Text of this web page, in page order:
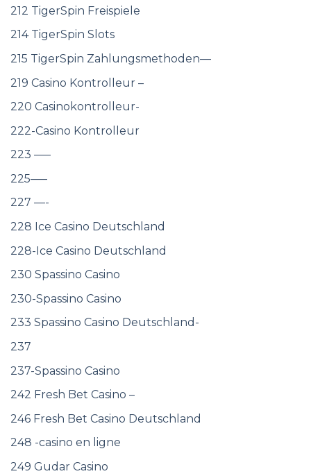
212 TigerSpin Freispiele
214 TigerSpin Slots
215 TigerSpin Zahlungsmethoden—
219 Casino Kontrolleur –
220 Casinokontrolleur-
222-Casino Kontrolleur
223 —–
225—–
227 —-
228 Ice Casino Deutschland
228-Ice Casino Deutschland
230 Spassino Casino
230-Spassino Casino
233 Spassino Casino Deutschland-
237
237-Spassino Casino
242 Fresh Bet Casino –
246 Fresh Bet Casino Deutschland
248 -casino en ligne
249 Gudar Casino